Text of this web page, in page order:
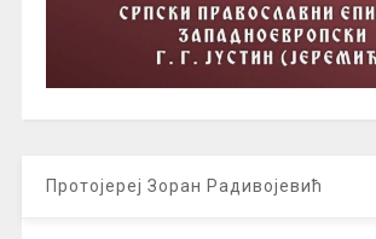
Протојереј Зоран Радивојевић